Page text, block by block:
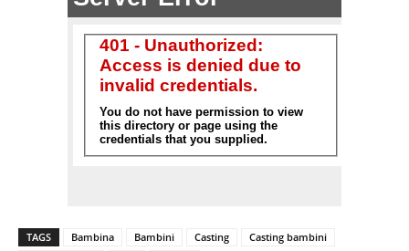
TAGS Bambina Bambini Casting
Casting bambini